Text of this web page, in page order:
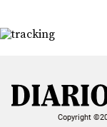
Copyright